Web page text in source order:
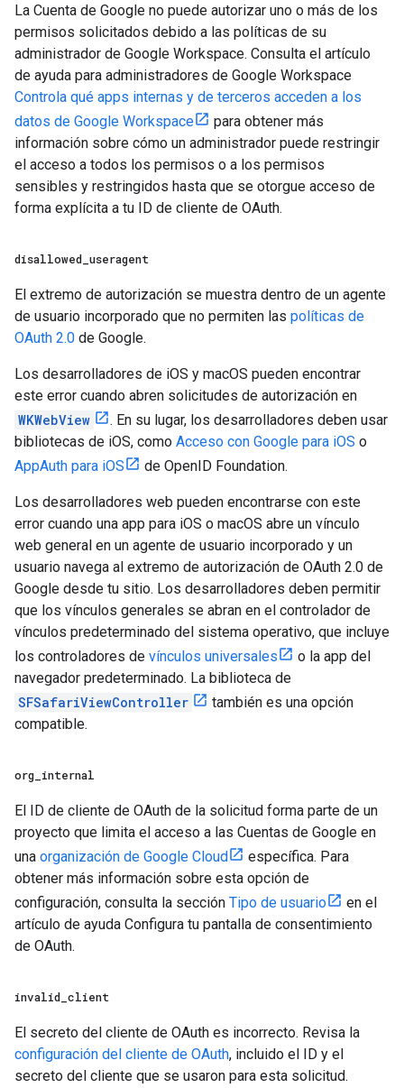
La Cuenta de Google no puede autorizar uno o más de los
permisos solicitados debido a las políticas de su
administrador de Google Workspace. Consulta el artículo
de ayuda para administradores de Google Workspace
Controla qué apps internas y de terceros acceden a los
datos de Google Workspace
para obtener más
información sobre cómo un administrador puede restringir
el acceso a todos los permisos o a los permisos
sensibles y restringidos hasta que se otorgue acceso de
forma explícita a tu ID de cliente de OAuth.
disallowed useragent
El extremo de autorización se muestra dentro de un agente
de usuario incorporado que no permiten las políticas de
OAuth 2.0 de Google.
Los desarrolladores de iOS y macOS pueden encontrar
este error cuando abren solicitudes de autorización en
WKWebView
. En su lugar, los desarrolladores deben usar
bibliotecas de iOS, como Acceso con Google para iOS o
AppAuth para iOS
de OpenID Foundation.
Los desarrolladores web pueden encontrarse con este
error cuando una app para iOS o macOS abre un vínculo
web general en un agente de usuario incorporado y un
usuario navega al extremo de autorización de OAuth 2.0 de
Google desde tu sitio. Los desarrolladores deben permitir
que los vínculos generales se abran en el controlador de
vínculos predeterminado del sistema operativo, que incluye
los controladores de vínculos universales
o la app del
navegador predeterminado. La biblioteca de
SFSafariViewController
también es una opción
compatible.
org internal
El ID de cliente de OAuth de la solicitud forma parte de un
proyecto que limita el acceso a las Cuentas de Google en
una organización de Google Cloud
específica. Para
obtener más información sobre esta opción de
configuración, consulta la sección Tipo de usuario
en el
artículo de ayuda Configura tu pantalla de consentimiento
de OAuth.
invalid client
El secreto del cliente de OAuth es incorrecto. Revisa la
configuración del cliente de OAuth, incluido el ID y el
secreto del cliente que se usaron para esta solicitud.